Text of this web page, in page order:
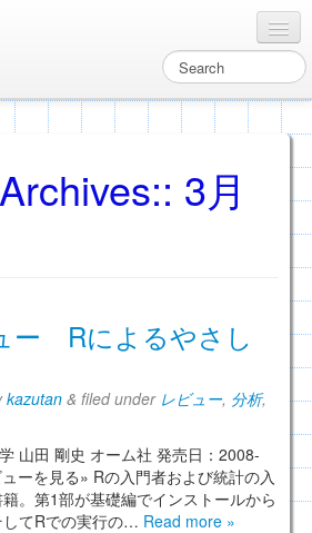
3月
ー Rによるやさし
kazutan & filed under レビュー, 分析,
山田 剛史 オーム社 発売日：2008-
ーを見る» Rの入門者および統計の入
。第1部が基礎編でインストールから
てRでの実行の… Read more »